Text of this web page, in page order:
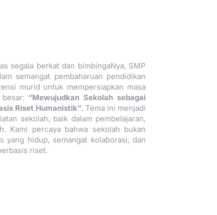
segala berkat dan bimbingaNya, SMP
semangat pembaharuan pendidikan
murid untuk mempersiapkan masa
“Mewujudkan Sekolah sebagai
Riset Humanistik”. Tema ini menjadi
sekolah, baik dalam pembelajaran,
Kami percaya bahwa sekolah bukan
yang hidup, semangat kolaborasi, dan
riset.